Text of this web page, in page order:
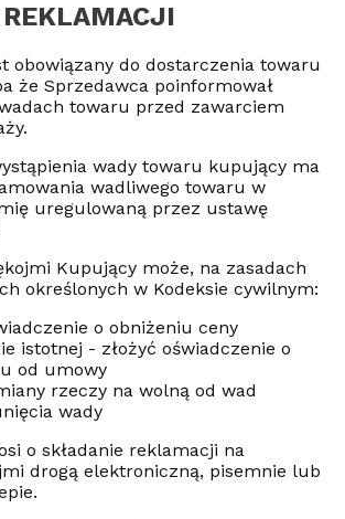
obowiązany do dostarczenia towaru
że Sprzedawca poinformował
towaru przed zawarciem
wady towaru kupujący ma
wadliwego towaru w
uregulowaną przez ustawę
Kupujący może, na zasadach
określonych w Kodeksie cywilnym:
o obniżeniu ceny
istotnej - złożyć oświadczenie o
od umowy
rzeczy na wolną od wad
wady
o składanie reklamacji na
drogą elektroniczną, pisemnie lub